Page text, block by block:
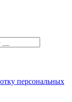
персональных